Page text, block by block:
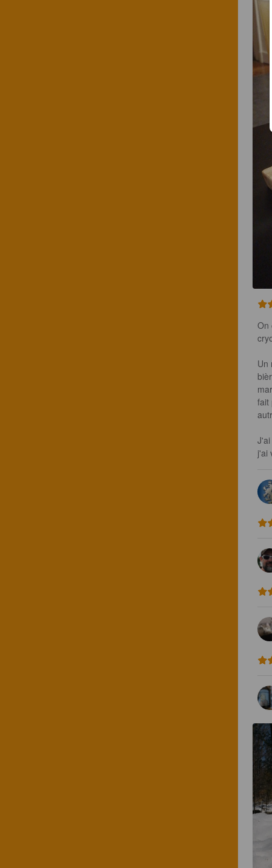
On
Un
fait
j'ai